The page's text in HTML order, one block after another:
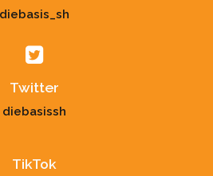
diebasis_sh
Twitter
diebasissh
TikTok